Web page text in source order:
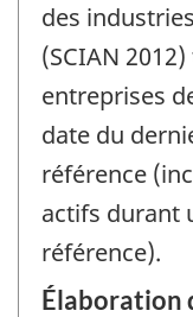
des
(SCIAN
entreprises
date du
référence
actifs durant
référence).
Élaboration